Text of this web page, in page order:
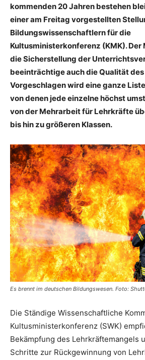
kommenden 20 Jahren bestehen
einer am Freitag vorgestellten
Bildungswissenschaftlern für die
Kultusministerkonferenz (KMK). Der
die Sicherstellung der
beeinträchtige auch die Qualität
Vorgeschlagen wird eine ganze
von denen jede einzelne höchst
von der Mehrarbeit für Lehrkräfte
bis hin zu größeren Klassen.
Es brennt im deutschen Bildungswesen. Foto:
Die Ständige Wissenschaftliche
Kultusministerkonferenz (SWK)
Bekämpfung des Lehrkräftemangels
Schritte zur Rückgewinnung von